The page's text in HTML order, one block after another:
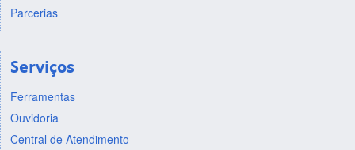
Parcerias
Serviços
Ferramentas
Ouvidoria
Central de Atendimento